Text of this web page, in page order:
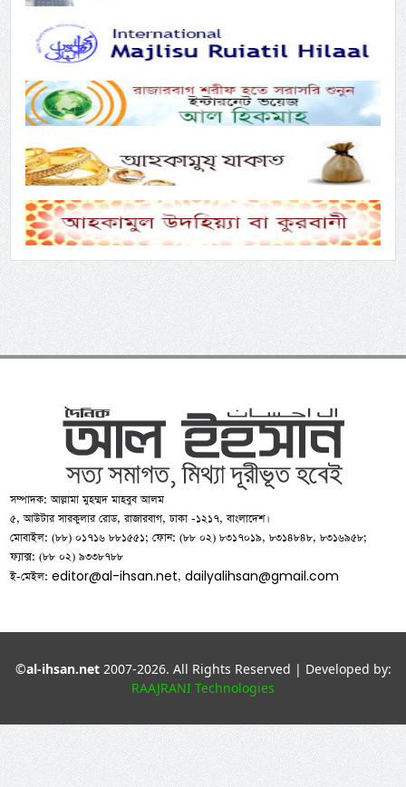
সম্পাদক: আল্লামা মুহম্মদ মাহবুব আলম
৫, আউটার সারকুলার রোড, রাজারবাগ, ঢাকা -১২১৭, বাংলাদেশ।
মোবাইল: (৮৮) ০১৭১৬ ৮৮১৫৫১; ফোন: (৮৮ ০২) ৮৩১৭০১৯, ৮৩১৪৮৪৮, ৮৩১৬৯৫৮;
ফ্যাক্স: (৮৮ ০২) ৯৩৩৮৭৮৮
ই-মেইল:editor@al-ihsan.net,dailyalihsan@gmail.com
©al-ihsan.net2007-2026. All Rights Reserved | Developed by:
RAAJRANI Technologies